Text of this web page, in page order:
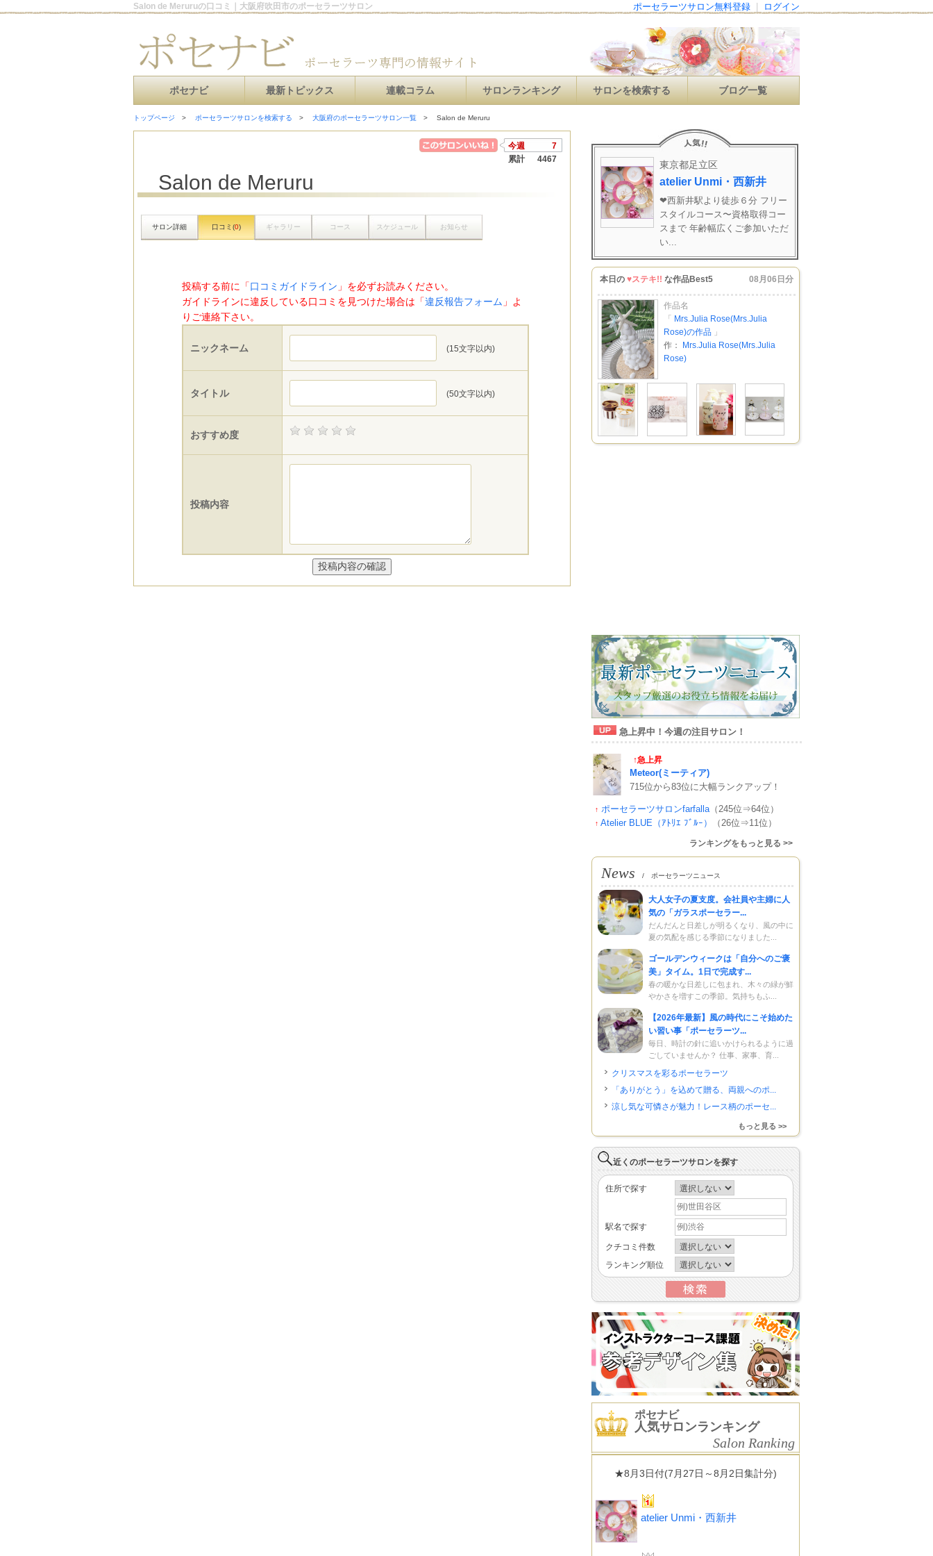
Salon de Meruruの口コミ｜大阪府吹田市のポーセラーツサロン ログイン
ポーセラーツサロン無料登録
ポセナビ 最新トピックス 連載コラム サロンランキング サロンを検索する ブログ一覧
トップページ ポーセラーツサロンを検索する 大阪府のポーセラーツサロン一覧 Salon de Meruru
今週
7
累計
4467
Salon de Meruru
サロン詳細 口コミ(0) ギャラリー コース スケジュール お知らせ
投稿する前に「口コミガイドライン 」を必ずお読みください。
ガイドラインに違反している口コミを見つけた場合は「違反報告フォーム 」よ
りご連絡下さい。
ニックネーム (15文字以内)
タイトル (50文字以内)
おすすめ度
投稿内容
東京都足立区
atelier Unmi・西新井
❤︎西新井駅より徒歩６分 フリー
スタイルコース〜資格取得コー
スまで 年齢幅広くご参加いただ
い...
本日の ♥ステキ!! な作品Best5 08月06日分
作品名
「
Mrs.Julia Rose(Mrs.Julia
Rose)の作品 」
作：
Mrs.Julia Rose(Mrs.Julia
Rose)
急上昇中！今週の注目サロン！
↑急上昇
Meteor(ミーティア)
715位から83位に大幅ランクアップ！
↑ ポーセラーツサロンfarfalla（245位⇒64位）
↑ Atelier BLUE（ｱﾄﾘｴ ﾌﾞﾙｰ） （26位⇒11位）
ランキングをもっと見る >>
News / ポーセラーツニュース
大人女子の夏支度。会社員や主婦に人
気の「ガラスポーセラー...
だんだんと日差しが明るくなり、風の中に
夏の気配を感じる季節になりました...
ゴールデンウィークは「自分へのご褒
美」タイム。1日で完成す...
春の暖かな日差しに包まれ、木々の緑が鮮
やかさを増すこの季節。気持ちもふ...
【2026年最新】風の時代にこそ始めた
い習い事「ポーセラーツ...
毎日、時計の針に追いかけられるように過
ごしていませんか？ 仕事、家事、育...
クリスマスを彩るポーセラーツ
「ありがとう」を込めて贈る、両親へのポ...
涼し気な可憐さが魅力！レース柄のポーセ...
もっと見る >>
近くのポーセラーツサロンを探す
住所で探す
駅名で探す
クチコミ件数
ランキング順位
ポセナビ
人気サロンランキング
Salon Ranking
★8月3日付(7月27日～8月2日集計分)
atelier Unmi・西新井